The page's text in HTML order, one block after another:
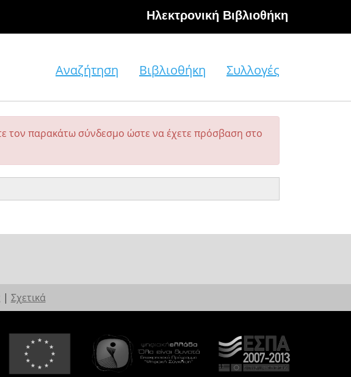
Hλεκτρονική Βιβλιοθήκη
Αναζήτηση Βιβλιοθήκη Συλλογές
τον παρακάτω σύνδεσμο ώστε να έχετε πρόσβαση στο
| Σχετικά